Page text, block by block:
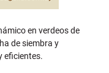
en verdeos de
de siembra y
eficientes.